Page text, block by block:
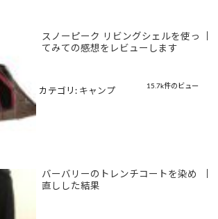
スノーピーク リビングシェルを使っ
てみての感想をレビューします
15.7k件のビュー
カテゴリ: キャンプ
バーバリーのトレンチコートを染め
直しした結果